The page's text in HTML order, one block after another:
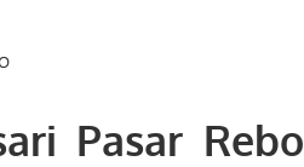
Pasar Rebo